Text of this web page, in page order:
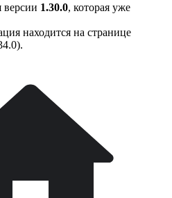
версии 1.30.0, которая уже
находится на странице
).